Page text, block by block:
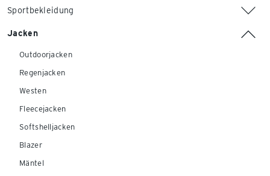
Sportbekleidung
Jacken
Outdoorjacken
Regenjacken
Westen
Fleecejacken
Softshelljacken
Blazer
Mäntel